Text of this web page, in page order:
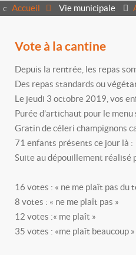
Accueil Vie municipale
Vote à la cantine
Depuis la rentrée, les repas
Des repas standards ou
Le jeudi 3 octobre 2019, vos
Purée d’artichaut pour le
Gratin de céleri champignons
71 enfants présents ce jour là :
Suite au dépouillement réalisé
16 votes : « ne me plaît pas du
8 votes : « ne me plaît pas »
12 votes :« me plaît »
35 votes : «me plaît beaucoup »